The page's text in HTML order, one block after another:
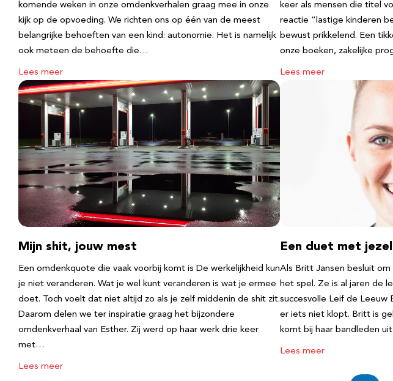
komende weken in onze omdenkverhalen graag mee in onze
kijk op de opvoeding. We richten ons op één van de meest
belangrijke behoeften van een kind: autonomie. Het is namelijk
ook meteen de behoefte die…
Lees meer
keer als mensen die titel
reactie “lastige kinderen
bewust prikkelend. Een
onze boeken, zakelijke
Lees meer
Mijn shit, jouw mest
Een omdenkquote die vaak voorbij komt is De werkelijkheid kun
je niet veranderen. Wat je wel kunt veranderen is wat je ermee
doet. Toch voelt dat niet altijd zo als je zelf middenin de shit zit.
Daarom delen we ter inspiratie graag het bijzondere
omdenkverhaal van Esther. Zij werd op haar werk drie keer
met…
Lees meer
Een duet met
Als Britt Jansen besluit
het spel. Ze is al jaren de
succesvolle Leif de Leeuw
er iets niet klopt. Britt is
komt bij haar bandleden
Lees meer